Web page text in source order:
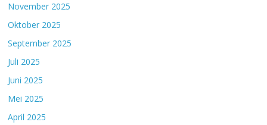
November 2025
Oktober 2025
September 2025
Juli 2025
Juni 2025
Mei 2025
April 2025